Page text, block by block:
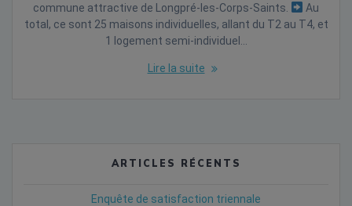
commune attractive de Longpré-les-Corps-Saints.
Au
total, ce sont 25 maisons individuelles, allant du T2 au T4, et
1 logement semi-individuel…
Lire la suite
ARTICLES RÉCENTS
Enquête de satisfaction triennale